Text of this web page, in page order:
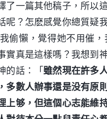
了一篇其他稿子，所以
呢？怎麽感覺你總質疑
偷懶，覺得她不用催
實真是這樣嗎？我想到
的話：「雖然現在許多
多數人辦事還是没有原
上够，但這個心志能維